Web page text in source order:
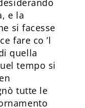
e la
si facesse
fare co ’l
quella
tempo si
tutte le